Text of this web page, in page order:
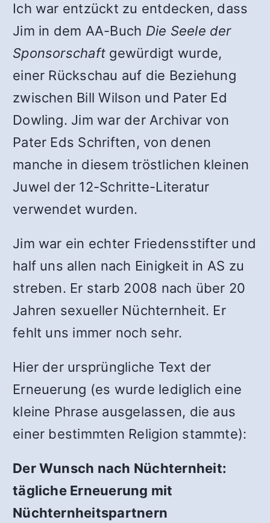
Ich war entzückt zu entdecken, dass
Jim in dem AA-Buch Die Seele der
Sponsorschaft gewürdigt wurde,
einer Rückschau auf die Beziehung
zwischen Bill Wilson und Pater Ed
Dowling. Jim war der Archivar von
Pater Eds Schriften, von denen
manche in diesem tröstlichen kleinen
Juwel der 12-Schritte-Literatur
verwendet wurden.
Jim war ein echter Friedensstifter und
half uns allen nach Einigkeit in AS zu
streben. Er starb 2008 nach über 20
Jahren sexueller Nüchternheit. Er
fehlt uns immer noch sehr.
Hier der ursprüngliche Text der
Erneuerung (es wurde lediglich eine
kleine Phrase ausgelassen, die aus
einer bestimmten Religion stammte):
Der Wunsch nach Nüchternheit:
tägliche Erneuerung mit
Nüchternheitspartnern